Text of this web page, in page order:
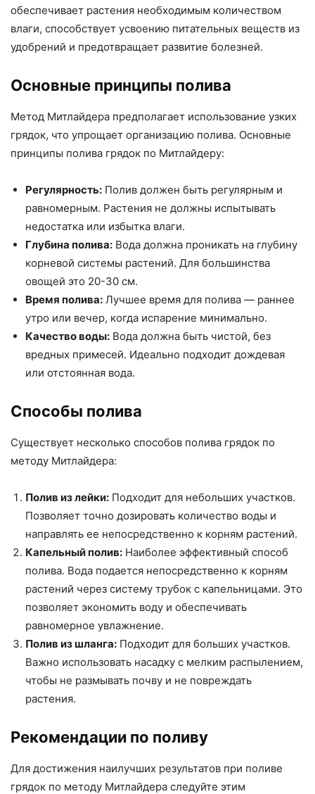
обеспечивает растения необходимым количеством
влаги, способствует усвоению питательных веществ из
удобрений и предотвращает развитие болезней.
Основные принципы полива
Метод Митлайдера предполагает использование узких
грядок, что упрощает организацию полива. Основные
принципы полива грядок по Митлайдеру:
Регулярность: Полив должен быть регулярным и
равномерным. Растения не должны испытывать
недостатка или избытка влаги.
Глубина полива: Вода должна проникать на глубину
корневой системы растений. Для большинства
овощей это 20-30 см.
Время полива: Лучшее время для полива — раннее
утро или вечер, когда испарение минимально.
Качество воды: Вода должна быть чистой, без
вредных примесей. Идеально подходит дождевая
или отстоянная вода.
Способы полива
Существует несколько способов полива грядок по
методу Митлайдера:
Полив из лейки: Подходит для небольших участков.
Позволяет точно дозировать количество воды и
направлять ее непосредственно к корням растений.
Капельный полив: Наиболее эффективный способ
полива. Вода подается непосредственно к корням
растений через систему трубок с капельницами. Это
позволяет экономить воду и обеспечивать
равномерное увлажнение.
Полив из шланга: Подходит для больших участков.
Важно использовать насадку с мелким распылением,
чтобы не размывать почву и не повреждать
растения.
Рекомендации по поливу
Для достижения наилучших результатов при поливе
грядок по методу Митлайдера следуйте этим